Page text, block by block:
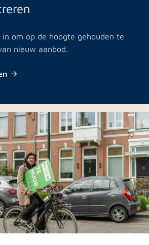
in om op de hoogte gehouden te
nieuw aanbod.